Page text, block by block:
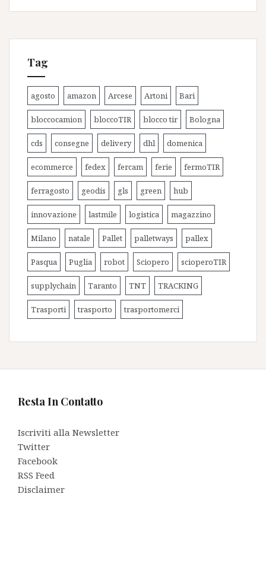
Tag
agosto amazon Arcese Artoni Bari
bloccocamion bloccoTIR blocco tir Bologna
cds consegne delivery dhl domenica
ecommerce fedex fercam ferie fermoTIR
ferragosto geodis gls green hub
innovazione lastmile logistica magazzino
Milano natale Pallet palletways pallex
Pasqua Puglia robot Sciopero scioperoTIR
supplychain Taranto TNT TRACKING
Trasporti trasporto trasportomerci
Resta In Contatto
Iscriviti alla Newsletter
Twitter
Facebook
RSS Feed
Disclaimer